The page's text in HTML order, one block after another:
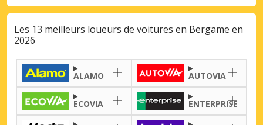
Les 13 meilleurs loueurs de voitures en Bergame en
2026
ALAMO AUTOVIA
ECOVIA ENTERPRISE